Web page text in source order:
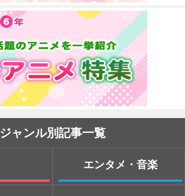
ジャンル別記事一覧
エンタメ・音楽